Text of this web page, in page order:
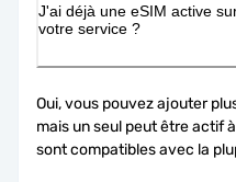
J'ai déjà une eSIM active
votre service ?
Oui, vous pouvez ajouter
mais un seul peut être actif
sont compatibles avec la